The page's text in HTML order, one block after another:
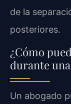
de la
posteriores.
¿Cómo
durante
Un abogado